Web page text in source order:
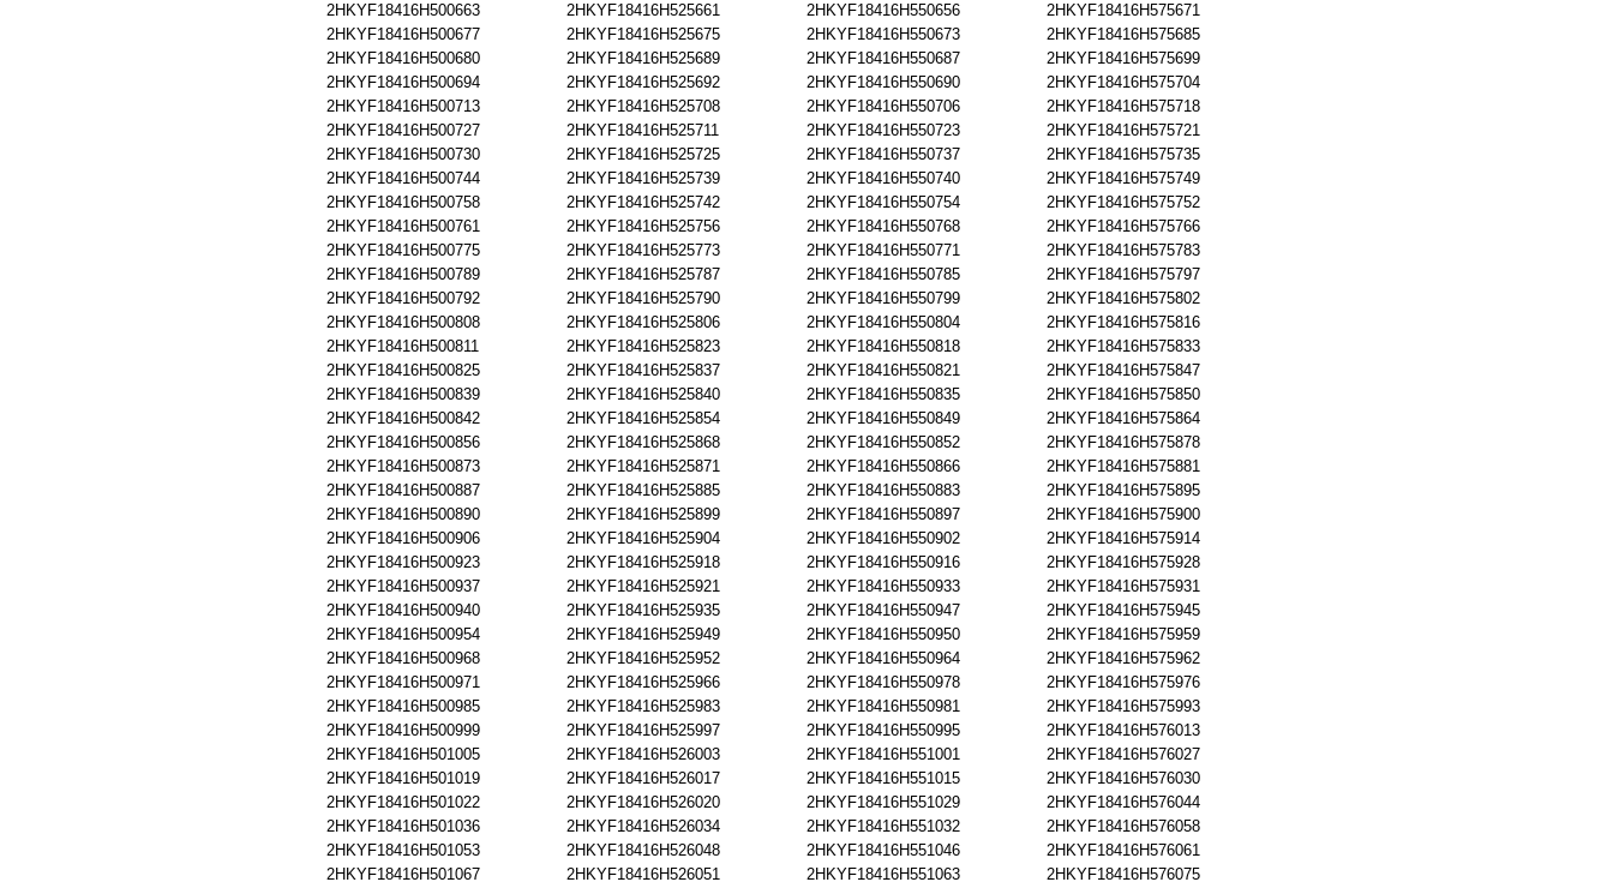
2HKYF18416H500663
2HKYF18416H500677
2HKYF18416H500680
2HKYF18416H500694
2HKYF18416H500713
2HKYF18416H500727
2HKYF18416H500730
2HKYF18416H500744
2HKYF18416H500758
2HKYF18416H500761
2HKYF18416H500775
2HKYF18416H500789
2HKYF18416H500792
2HKYF18416H500808
2HKYF18416H500811
2HKYF18416H500825
2HKYF18416H500839
2HKYF18416H500842
2HKYF18416H500856
2HKYF18416H500873
2HKYF18416H500887
2HKYF18416H500890
2HKYF18416H500906
2HKYF18416H500923
2HKYF18416H500937
2HKYF18416H500940
2HKYF18416H500954
2HKYF18416H500968
2HKYF18416H500971
2HKYF18416H500985
2HKYF18416H500999
2HKYF18416H501005
2HKYF18416H501019
2HKYF18416H501022
2HKYF18416H501036
2HKYF18416H501053
2HKYF18416H501067
2HKYF18416H525661
2HKYF18416H525675
2HKYF18416H525689
2HKYF18416H525692
2HKYF18416H525708
2HKYF18416H525711
2HKYF18416H525725
2HKYF18416H525739
2HKYF18416H525742
2HKYF18416H525756
2HKYF18416H525773
2HKYF18416H525787
2HKYF18416H525790
2HKYF18416H525806
2HKYF18416H525823
2HKYF18416H525837
2HKYF18416H525840
2HKYF18416H525854
2HKYF18416H525868
2HKYF18416H525871
2HKYF18416H525885
2HKYF18416H525899
2HKYF18416H525904
2HKYF18416H525918
2HKYF18416H525921
2HKYF18416H525935
2HKYF18416H525949
2HKYF18416H525952
2HKYF18416H525966
2HKYF18416H525983
2HKYF18416H525997
2HKYF18416H526003
2HKYF18416H526017
2HKYF18416H526020
2HKYF18416H526034
2HKYF18416H526048
2HKYF18416H526051
2HKYF18416H550656
2HKYF18416H550673
2HKYF18416H550687
2HKYF18416H550690
2HKYF18416H550706
2HKYF18416H550723
2HKYF18416H550737
2HKYF18416H550740
2HKYF18416H550754
2HKYF18416H550768
2HKYF18416H550771
2HKYF18416H550785
2HKYF18416H550799
2HKYF18416H550804
2HKYF18416H550818
2HKYF18416H550821
2HKYF18416H550835
2HKYF18416H550849
2HKYF18416H550852
2HKYF18416H550866
2HKYF18416H550883
2HKYF18416H550897
2HKYF18416H550902
2HKYF18416H550916
2HKYF18416H550933
2HKYF18416H550947
2HKYF18416H550950
2HKYF18416H550964
2HKYF18416H550978
2HKYF18416H550981
2HKYF18416H550995
2HKYF18416H551001
2HKYF18416H551015
2HKYF18416H551029
2HKYF18416H551032
2HKYF18416H551046
2HKYF18416H551063
2HKYF18416H575671
2HKYF18416H575685
2HKYF18416H575699
2HKYF18416H575704
2HKYF18416H575718
2HKYF18416H575721
2HKYF18416H575735
2HKYF18416H575749
2HKYF18416H575752
2HKYF18416H575766
2HKYF18416H575783
2HKYF18416H575797
2HKYF18416H575802
2HKYF18416H575816
2HKYF18416H575833
2HKYF18416H575847
2HKYF18416H575850
2HKYF18416H575864
2HKYF18416H575878
2HKYF18416H575881
2HKYF18416H575895
2HKYF18416H575900
2HKYF18416H575914
2HKYF18416H575928
2HKYF18416H575931
2HKYF18416H575945
2HKYF18416H575959
2HKYF18416H575962
2HKYF18416H575976
2HKYF18416H575993
2HKYF18416H576013
2HKYF18416H576027
2HKYF18416H576030
2HKYF18416H576044
2HKYF18416H576058
2HKYF18416H576061
2HKYF18416H576075